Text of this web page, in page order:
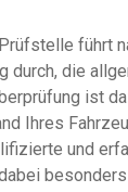
führt
durch, die
ist
Ihres
und